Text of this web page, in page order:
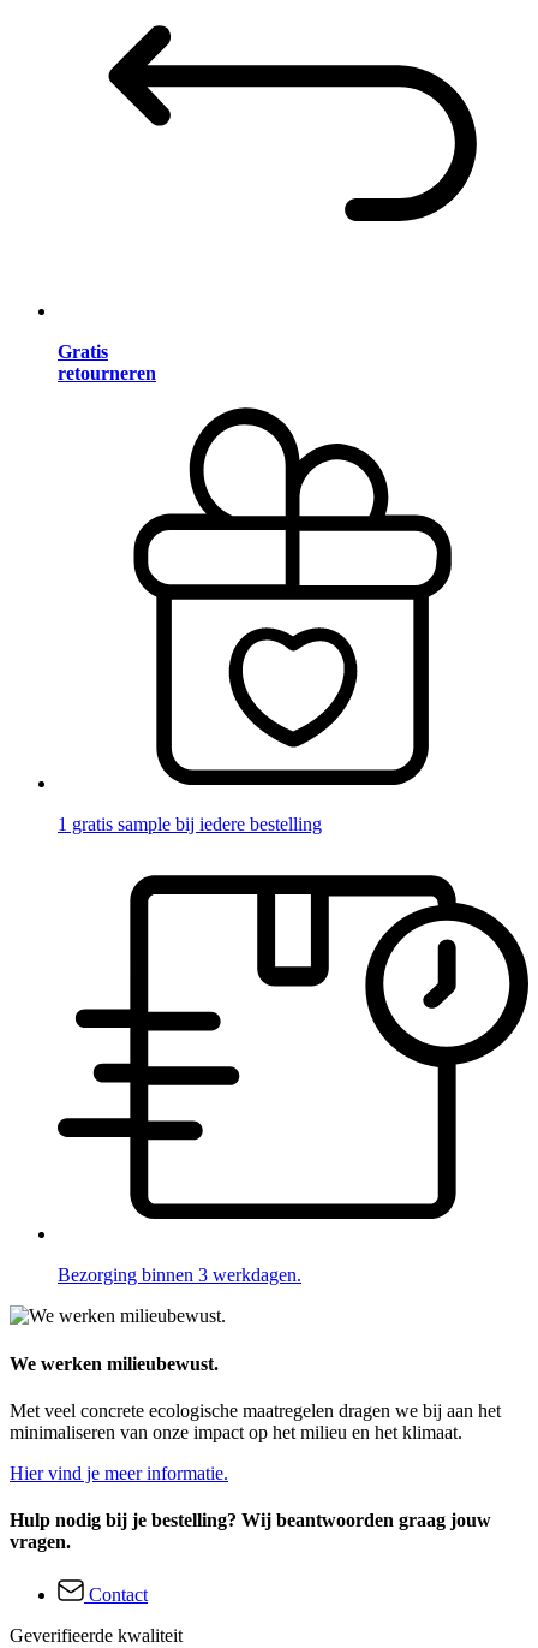
Gratis
retourneren
1 gratis sample bij iedere bestelling
Bezorging binnen 3 werkdagen.
We werken milieubewust.
Met veel concrete ecologische maatregelen dragen we bij aan het
minimaliseren van onze impact op het milieu en het klimaat.
Hier vind je meer informatie.
Hulp nodig bij je bestelling? Wij beantwoorden graag jouw
vragen.
Contact
Geverifieerde kwaliteit